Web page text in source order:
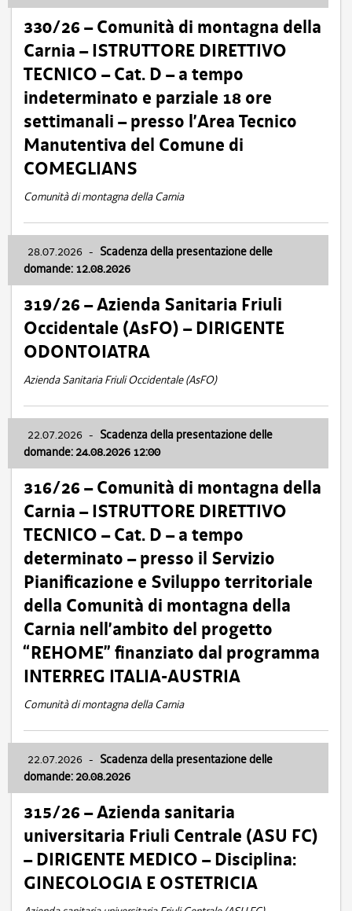
330/26 – Comunità di montagna della
Carnia – ISTRUTTORE DIRETTIVO
TECNICO – Cat. D – a tempo
indeterminato e parziale 18 ore
settimanali – presso l’Area Tecnico
Manutentiva del Comune di
COMEGLIANS
Comunità di montagna della Carnia
28.07.2026 - Scadenza della presentazione delle
domande: 12.08.2026
319/26 – Azienda Sanitaria Friuli
Occidentale (AsFO) – DIRIGENTE
ODONTOIATRA
Azienda Sanitaria Friuli Occidentale (AsFO)
22.07.2026 - Scadenza della presentazione delle
domande: 24.08.2026 12:00
316/26 – Comunità di montagna della
Carnia – ISTRUTTORE DIRETTIVO
TECNICO – Cat. D – a tempo
determinato – presso il Servizio
Pianificazione e Sviluppo territoriale
della Comunità di montagna della
Carnia nell’ambito del progetto
“REHOME” finanziato dal programma
INTERREG ITALIA-AUSTRIA
Comunità di montagna della Carnia
22.07.2026 - Scadenza della presentazione delle
domande: 20.08.2026
315/26 – Azienda sanitaria
universitaria Friuli Centrale (ASU FC)
– DIRIGENTE MEDICO – Disciplina:
GINECOLOGIA E OSTETRICIA